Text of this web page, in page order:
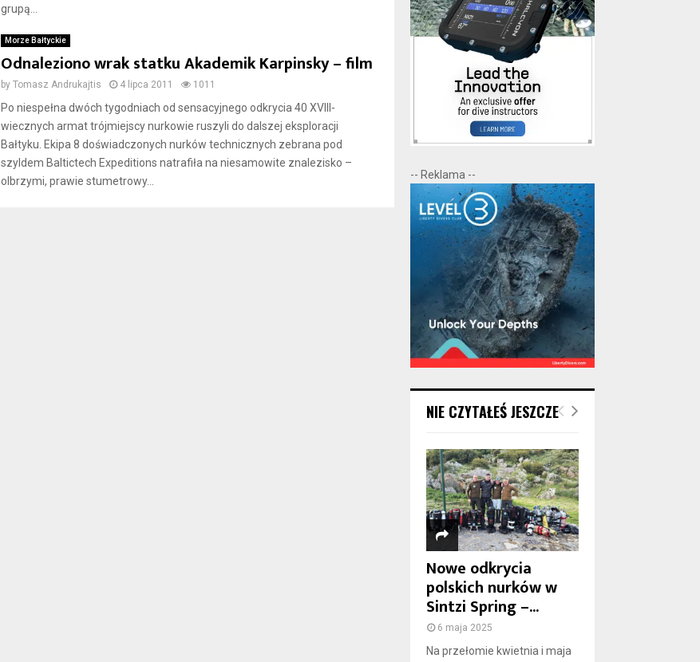
grupą...
Morze Bałtyckie
Odnaleziono wrak statku Akademik Karpinsky – film
by Tomasz Andrukajtis 4 lipca 2011 1011
Po niespełna dwóch tygodniach od sensacyjnego odkrycia 40 XVIII-
wiecznych armat trójmiejscy nurkowie ruszyli do dalszej eksploracji
Bałtyku. Ekipa 8 doświadczonych nurków technicznych zebrana pod
szyldem Baltictech Expeditions natrafiła na niesamowite znalezisko –
olbrzymi, prawie stumetrowy...
-- Reklama --
NIE CZYTAŁEŚ JESZCZE
Nowe odkrycia
polskich nurków w
Sintzi Spring –...
6 maja 2025
Na przełomie kwietnia i maja